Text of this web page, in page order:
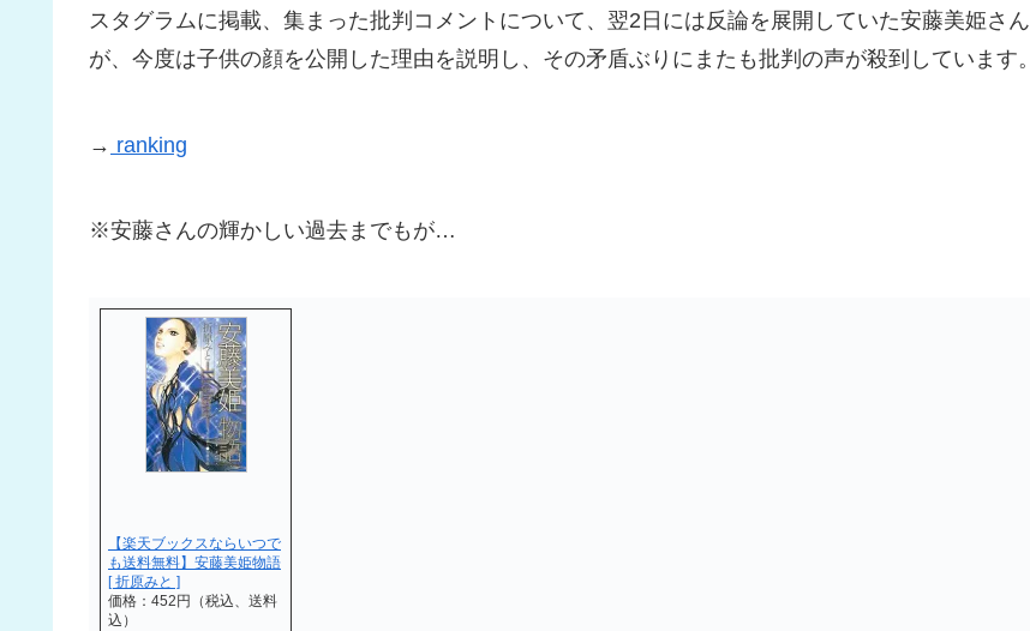
スタグラムに掲載、集まった批判コメントについて、翌2日には反論を展開していた安藤美姫さん
が、今度は子供の顔を公開した理由を説明し、その矛盾ぶりにまたも批判の声が殺到しています。
→ ranking
※安藤さんの輝かしい過去までもが…
【楽天ブックスならいつで
も送料無料】安藤美姫物語
[ 折原みと ]
価格：452円（税込、送料
込）